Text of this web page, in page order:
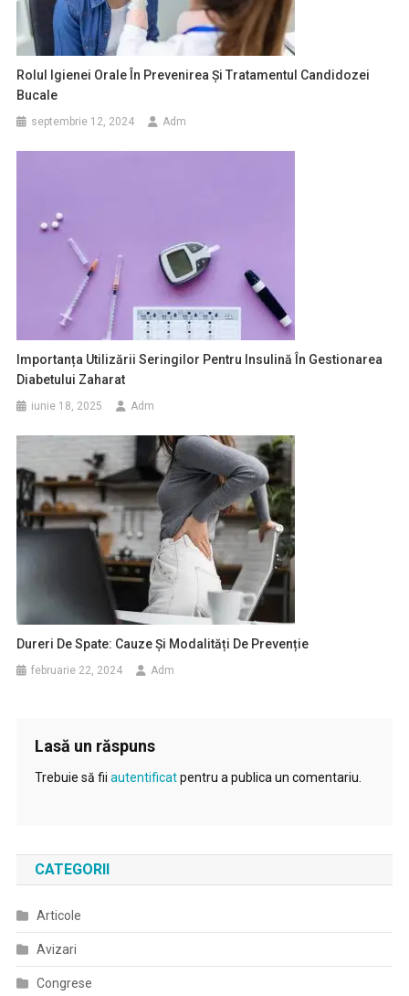
Rolul Igienei Orale În Prevenirea Și Tratamentul Candidozei
Bucale
septembrie 12, 2024 Adm
Importanța Utilizării Seringilor Pentru Insulină În Gestionarea
Diabetului Zaharat
iunie 18, 2025 Adm
Dureri De Spate: Cauze Și Modalități De Prevenție
februarie 22, 2024 Adm
Lasă un răspuns
Trebuie să fii autentificatpentru a publica un comentariu.
CATEGORII
Articole
Avizari
Congrese